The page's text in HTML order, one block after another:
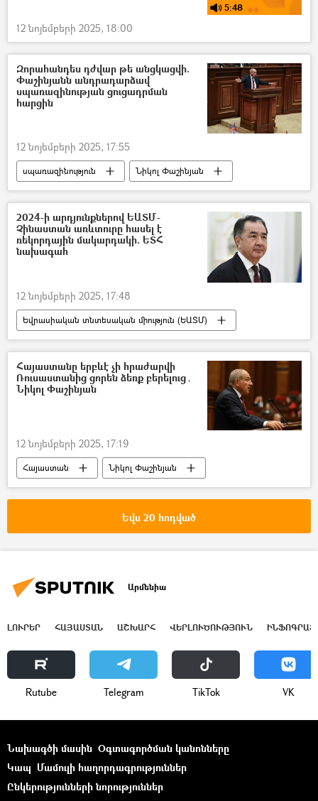
5:48
12 նոյեմբերի 2025, 18:00
Զորահանդես դժվար թե անցկացվի.
Փաշինյանն անդրադարձավ
սպառազինության ցուցադրման
հարցին
12 նոյեմբերի 2025, 17:55
սպառազինություն
Նիկոլ Փաշինյան
ԱԺ (Ազգային ժողով)
2024-ի արդյունքներով ԵԱՏՄ-
Չինաստան առևտուրը հասել է
ռեկորդային մակարդակի. ԵՏՀ
նախագահ
12 նոյեմբերի 2025, 17:48
Եվրասիական տնտեսական միություն (ԵԱՏՄ)
Չինաստան
առևտուր
Բակիտժան Սագինտաև
Հայաստանը երբևէ չի հրաժարվի
Ռուսաստանից ցորեն ձեռք բերելուց․
Նիկոլ Փաշինյան
12 նոյեմբերի 2025, 17:19
Հայաստան
Նիկոլ Փաշինյան
Ռուսաստան
ցորեն
Եվս 20 հոդված
Արմենիա
ԼՈՒՐԵՐ ՀԱՅԱՍՏԱՆ ԱՇԽԱՐՀ ՎԵՐԼՈՒԾՈՒԹՅՈՒՆ
Rutube Telegram ТikТоk VK
Նախագծի մասին Օգտագործման կանոնները
Կապ Մամուլի հաղորդագրություններ
Ընկերությունների նորություններ